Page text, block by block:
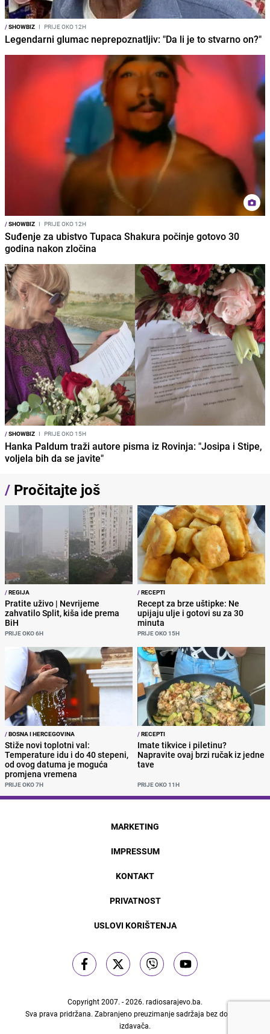
/SHOWBIZ I PRIJE OKO 12H
Legendarni glumac neprepoznatljiv: "Da li je to stvarno on?"
/SHOWBIZ I PRIJE OKO 12H
Suđenje za ubistvo Tupaca Shakura počinje gotovo 30
godina nakon zločina
/SHOWBIZ I PRIJE OKO 15H
Hanka Paldum traži autore pisma iz Rovinja: "Josipa i Stipe,
voljela bih da se javite"
/ Pročitajte još
/REGIJA
Pratite uživo | Nevrijeme
zahvatilo Split, kiša ide prema
BiH
PRIJE OKO 6H
/RECEPTI
Recept za brze uštipke: Ne
upijaju ulje i gotovi su za 30
minuta
PRIJE OKO 15H
/BOSNA I HERCEGOVINA
Stiže novi toplotni val:
Temperature idu i do 40 stepeni,
od ovog datuma je moguća
promjena vremena
PRIJE OKO 7H
/RECEPTI
Imate tikvice i piletinu?
Napravite ovaj brzi ručak iz jedne
tave
PRIJE OKO 11H
MARKETING
IMPRESSUM
KONTAKT
PRIVATNOST
USLOVI KORIŠTENJA
Copyright 2007. - 2026. radiosarajevo.ba.
Sva prava pridržana. Zabranjeno preuzimanje sadržaja bez dozvole
izdavača.